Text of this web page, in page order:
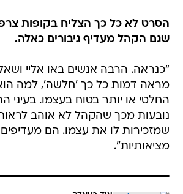
הסרט לא כל כך הצליח בקופות
שגם הקהל מעדיף גיבורים כאלה.
"כנראה. הרבה אנשים באו אליי
מראה דמות כל כך 'חלשה', למה
החלטי או יותר בטוח בעצמו. בעיני
נובעות מכך שהקהל לא אוהב
שמזכירות לו את עצמו. הם
מציאותיות".